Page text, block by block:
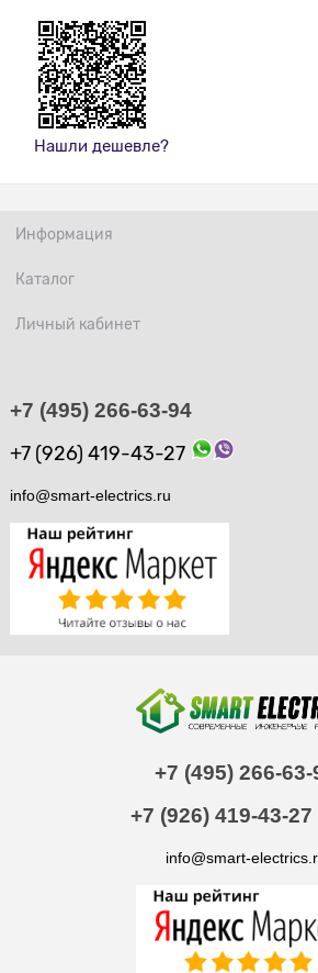
Нашли дешевле?
Информация
Каталог
Личный кабинет
+7 (495) 266-63-94
+7 (926) 419-43-27
info@smart-electrics.ru
+7 (495) 266-63-
+7 (926) 419-43-27
info@smart-